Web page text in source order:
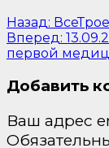
Назад:
Вперед:
первой
Добавить
Ваш адрес